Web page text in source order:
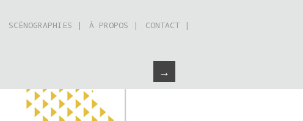
SCÉNOGRAPHIES | À PROPOS | CONTACT |
→